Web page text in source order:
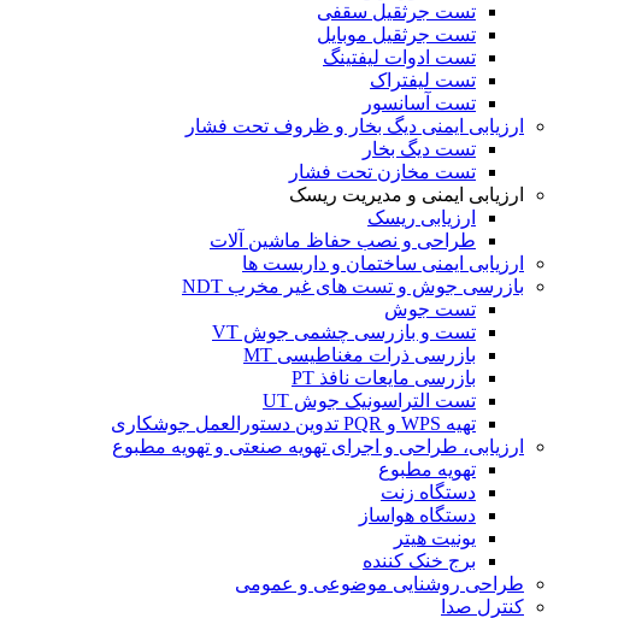
تست جرثقیل سقفی
تست جرثقیل موبایل
تست ادوات لیفتینگ
تست لیفتراک
تست آسانسور
ارزیابی ایمنی دیگ بخار و ظروف تحت فشار
تست دیگ بخار
تست مخازن تحت فشار
ارزیابی ایمنی و مدیریت ریسک
ارزیابی ریسک
طراحی و نصب حفاظ ماشین آلات
ارزیابی ایمنی ساختمان و داربست ها
بازرسی جوش و تست های غیر مخرب NDT
تست جوش
تست و بازرسی چشمی جوش VT
بازرسی ذرات مغناطیسی MT
بازرسی مایعات نافذ PT
تست التراسونیک جوش UT
تهیه WPS و PQR تدوین دستورالعمل جوشکاری
ارزیابی، طراحی و اجرای تهویه صنعتی و تهویه مطبوع
تهویه مطبوع
دستگاه زنت
دستگاه هواساز
یونیت هیتر
برج خنک کننده
طراحی روشنایی موضوعی و عمومی
کنترل صدا